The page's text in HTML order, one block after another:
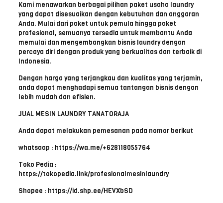
Kami menawarkan berbagai pilihan paket usaha laundry
yang dapat disesuaikan dengan kebutuhan dan anggaran
Anda. Mulai dari paket untuk pemula hingga paket
profesional, semuanya tersedia untuk membantu Anda
memulai dan mengembangkan bisnis laundry dengan
percaya diri dengan produk yang berkualitas dan terbaik di
Indonesia.
Dengan harga yang terjangkau dan kualitas yang terjamin,
anda dapat menghadapi semua tantangan bisnis dengan
lebih mudah dan efisien.
JUAL MESIN LAUNDRY TANATORAJA
Anda dapat melakukan pemesanan pada nomor berikut
whatsaap : https://wa.me/+628118055764
Toko Pedia :
https://tokopedia.link/profesionalmesinlaundry
Shopee : https://id.shp.ee/HEVXbSD